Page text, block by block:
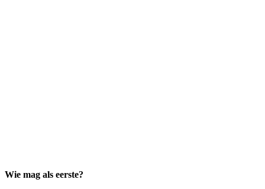
Wie mag als eerste?